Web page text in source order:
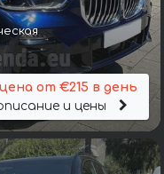
цена от €215 в день
и цены